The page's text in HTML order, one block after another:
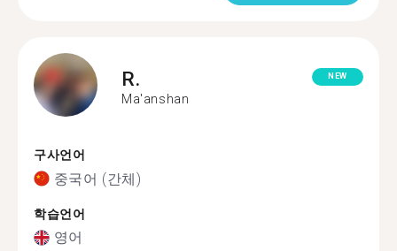
R.
Ma'anshan
NEW
구사언어
중국어 (간체)
학습언어
영어